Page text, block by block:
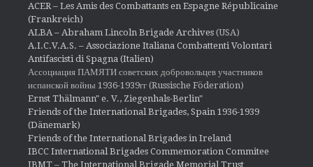
ACER – Les Amis des Combattants en Espagne Républicaine
(Frankreich)
ALBA – Abraham Lincoln Brigade Archives (USA)
A.I.C.V.A.S. – Associazione Italiana Combattenti Volontari
Antifascisti di Spagna (Italien)
Ассоциация ПАМЯТИ советских добровольцев участников
испанской войны 1936-1939гг (Russische Föderation)
Ernst Thälmann" e. V., Ziegenhals-Berlin"
Friends of the International Brigades, Spain 1936-1939
(Dänemark)
Friends of the International Brigades in Ireland
IBCC International Brigades Commemoration Commitee
IBMT – The International Brigade Memorial Trust